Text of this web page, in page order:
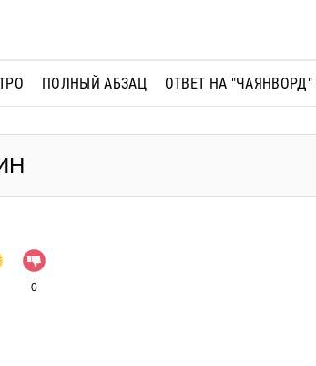
ПОЛНЫЙ АБЗАЦ ОТВЕТ НА "ЧАЯНВОРД"
0